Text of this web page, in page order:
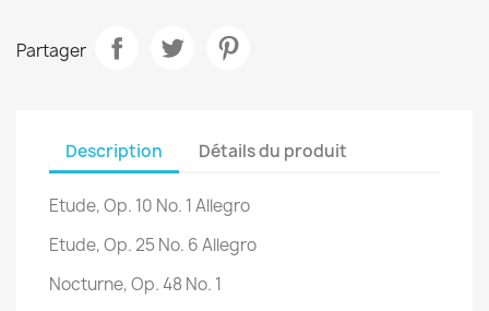
Partager
Description Détails du produit
Etude, Op. 10 No. 1 Allegro
Etude, Op. 25 No. 6 Allegro
Nocturne, Op. 48 No. 1